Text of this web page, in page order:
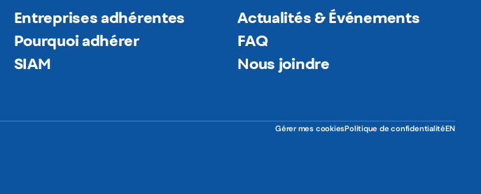
Entreprises adhérentes
Actualités & Événements
Pourquoi adhérer
FAQ
SIAM
Nous joindre
Gérer mes cookiesPolitique de confidentialitéEN